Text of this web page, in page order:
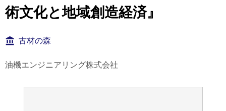
術文化と地域創造経済』
古材の森
油機エンジニアリング株式会社